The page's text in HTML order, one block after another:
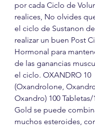
por cada Ciclo de
realices, No olvides
el ciclo de Sustanon
realizar un buen Post
Hormonal para
de las ganancias
el ciclo. OXANDRO 10
(Oxandrolone,
Oxandro) 100
Gold se puede
muchos esteroides,